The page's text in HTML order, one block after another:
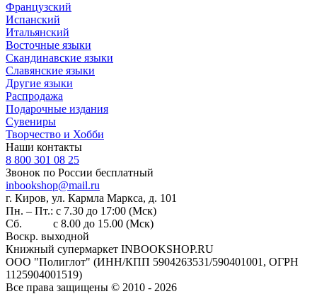
Французский
Испанский
Итальянский
Восточные языки
Скандинавские языки
Славянские языки
Другие языки
Распродажа
Подарочные издания
Сувениры
Творчество и Хобби
Наши контакты
8 800 301 08 25
Звонок по России бесплатный
inbookshop@mail.ru
г. Киров, ул. Кармла Маркса, д. 101
Пн. – Пт.: с 7.30 до 17:00 (Мск)
Сб. с 8.00 до 15.00 (Мск)
Воскр. выходной
Книжный супермаркет INBOOKSHOP.RU
ООО "Полиглот" (ИНН/КПП 5904263531/590401001, ОГРН
1125904001519)
Все права защищены © 2010 - 2026